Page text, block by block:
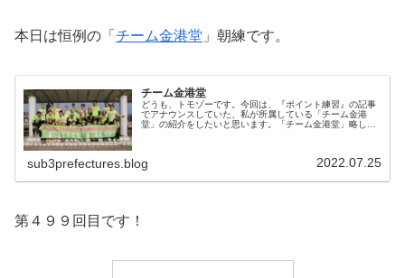
本日は恒例の「 チーム金港堂 」朝練です。
チーム金港堂
どうも、トモゾーです。今回は、『ポイント練習』の記事
でアナウンスしていた、私が所属している「チーム金港
堂」の紹介をしたいと思います。「チーム金港堂」略して
sub3prefectures.blog 2022.07.25
第４９９回目です！